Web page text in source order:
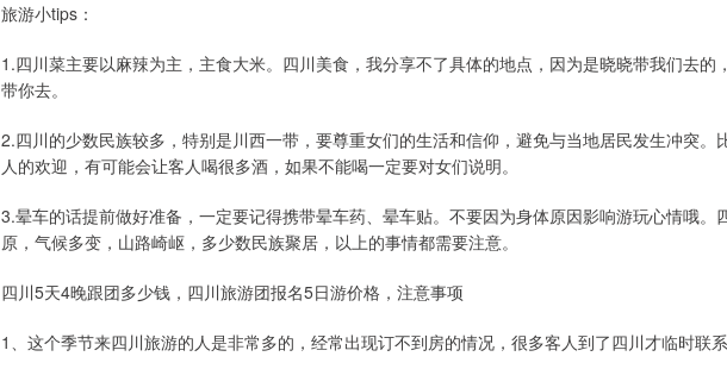
旅游小tips：
1.四川菜主要以麻辣为主，主食大米。四川美食，我分享不了具体的地点，因为是晓晓带我们去的
带你去。
2.四川的少数民族较多，特别是川西一带，要尊重女们的生活和信仰，避免与当地居民发生冲突。
人的欢迎，有可能会让客人喝很多酒，如果不能喝一定要对女们说明。
3.晕车的话提前做好准备，一定要记得携带晕车药、晕车贴。不要因为身体原因影响游玩心情哦。
原，气候多变，山路崎岖，多少数民族聚居，以上的事情都需要注意。
四川5天4晚跟团多少钱，四川旅游团报名5日游价格，注意事项
1、这个季节来四川旅游的人是非常多的，经常出现订不到房的情况，很多客人到了四川才临时联